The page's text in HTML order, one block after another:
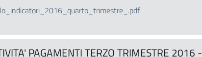
PAGAMENTI TERZO TRIMESTRE 2016 -